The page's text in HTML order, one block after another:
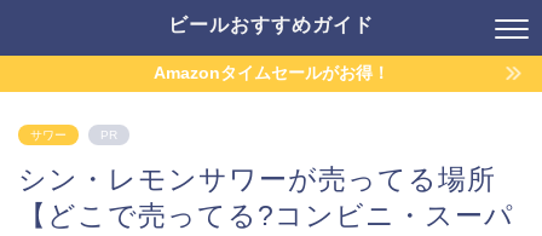
ビールおすすめガイド
Amazonタイムセールがお得！
サワー PR
シン・レモンサワーが売ってる場所
【どこで売ってる?コンビニ・スーパ